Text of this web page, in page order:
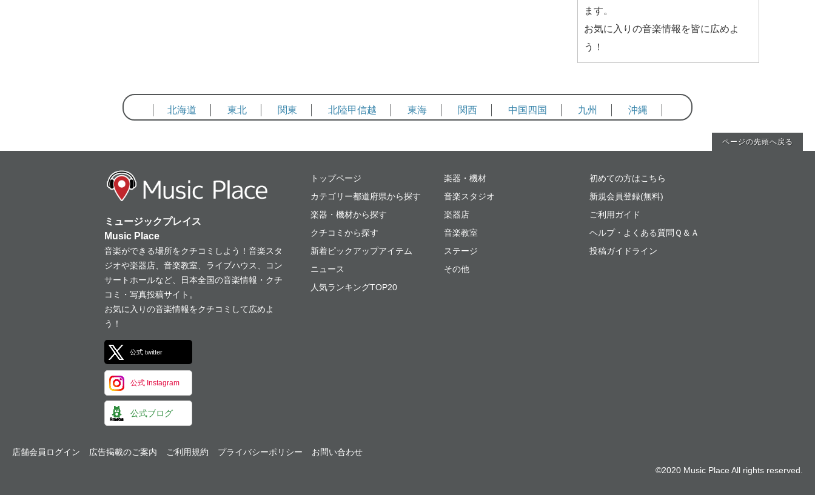
ます。
お気に入りの音楽情報を皆に広めよ
う！
北海道 東北 関東 北陸甲信越 東海 関西 中国四国 九州 沖縄
ページの先頭へ戻る
ミュージックプレイス
ミュージックプレイス
Music Place
音楽ができる場所をクチコミしよう！音楽スタ
ジオや楽器店、音楽教室、ライブハウス、コン
サートホールなど、日本全国の音楽情報・クチ
コミ・写真投稿サイト。
お気に入りの音楽情報をクチコミして広めよ
う！
公式 twitter
公式 Instagram
公式ブログ
トップページ
カテゴリー都道府県から探す
楽器・機材から探す
クチコミから探す
新着ピックアップアイテム
ニュース
人気ランキングTOP20
楽器・機材
音楽スタジオ
楽器店
音楽教室
ステージ
その他
初めての方はこちら
新規会員登録(無料)
ご利用ガイド
ヘルプ・よくある質問Ｑ＆Ａ
投稿ガイドライン
店舗会員ログイン 広告掲載のご案内 ご利用規約 プライバシーポリシー
お問い合わせ
©2020 Music Place All rights reserved.